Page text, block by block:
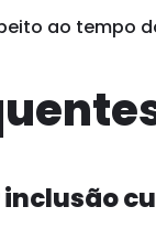
ao tempo
inclusão